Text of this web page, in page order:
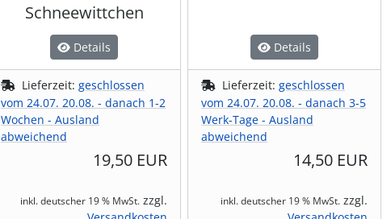
Schneewittchen
Details
Lieferzeit: geschlossen
vom 24.07. 20.08. - danach 1-2
Wochen - Ausland
abweichend
19,50 EUR
inkl. deutscher 19 % MwSt. zzgl.
Details
Lieferzeit: geschlossen
vom 24.07. 20.08. - danach 3-5
Werk-Tage - Ausland
abweichend
14,50 EUR
inkl. deutscher 19 % MwSt. zzgl.